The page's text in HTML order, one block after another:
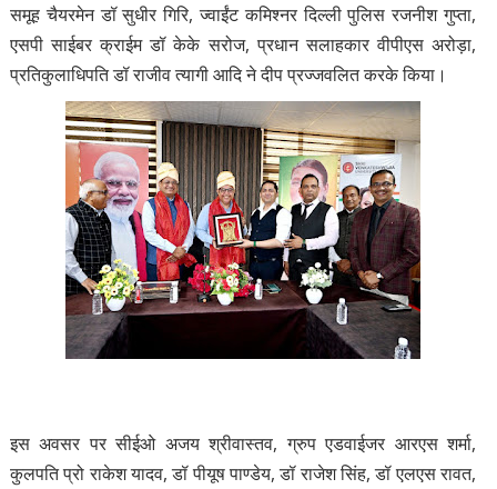
समूह चैयरमेन डॉ सुधीर गिरि, ज्वाईंट कमिश्नर दिल्ली पुलिस रजनीश गुप्ता,
एसपी साईबर क्राईम डॉ केके सरोज, प्रधान सलाहकार वीपीएस अरोड़ा,
प्रतिकुलाधिपति डॉ राजीव त्यागी आदि ने दीप प्रज्जवलित करके किया।
इस अवसर पर सीईओ अजय श्रीवास्तव, ग्रुप एडवाईजर आरएस शर्मा,
कुलपति प्रो राकेश यादव, डॉ पीयूष पाण्डेय, डॉ राजेश सिंह, डॉ एलएस रावत,